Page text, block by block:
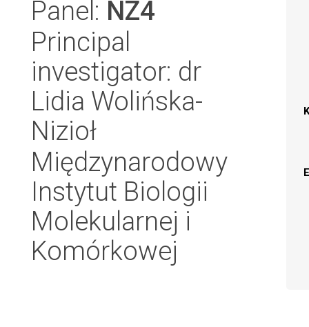
Panel: NZ4
Principal
investigator: dr
Lidia Wolińska-
Nizioł
Międzynarodowy
Instytut Biologii
Molekularnej i
Komórkowej